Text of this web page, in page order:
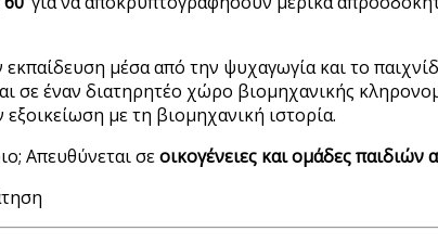
μέσα από την ψυχαγωγία και το
σε έναν διατηρητέο χώρο βιομηχανικής
με τη βιομηχανική ιστορία.
Απευθύνεται σεοικογένειες και ομάδες παιδιών